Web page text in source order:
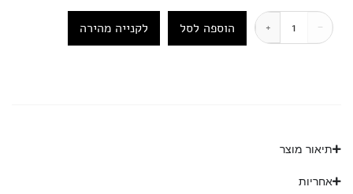
−
+ הוספה לסל לקנייה מהירה
תיאור מוצר
אחריות